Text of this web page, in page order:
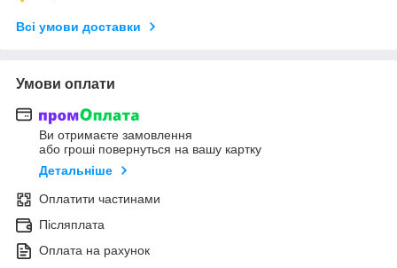
Всі умови доставки
Умови оплати
Ви отримаєте замовлення
або гроші повернуться на вашу картку
Детальніше
Оплатити частинами
Післяплата
Оплата на рахунок